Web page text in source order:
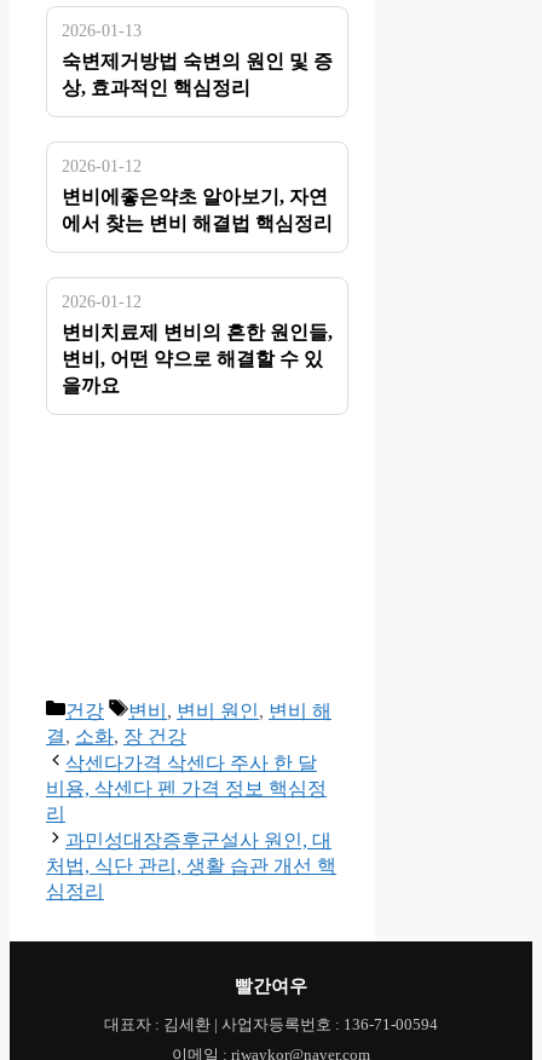
2026-01-13
숙변제거방법 숙변의 원인 및 증
상, 효과적인 핵심정리
2026-01-12
변비에좋은약초 알아보기, 자연
에서 찾는 변비 해결법 핵심정리
2026-01-12
변비치료제 변비의 흔한 원인들,
변비, 어떤 약으로 해결할 수 있
을까요
카
테
고
리
건강
태
그
변비 , 변비 원인, 변비 해
결, 소화, 장 건강
삭센다가격 삭센다 주사 한 달
비용, 삭센다 펜 가격 정보 핵심정
리
과민성대장증후군설사 원인, 대
처법, 식단 관리, 생활 습관 개선 핵
심정리
빨간여우
대표자 : 김세환 | 사업자등록번호 : 136-71-00594
이메일 : riwaykor@naver.com